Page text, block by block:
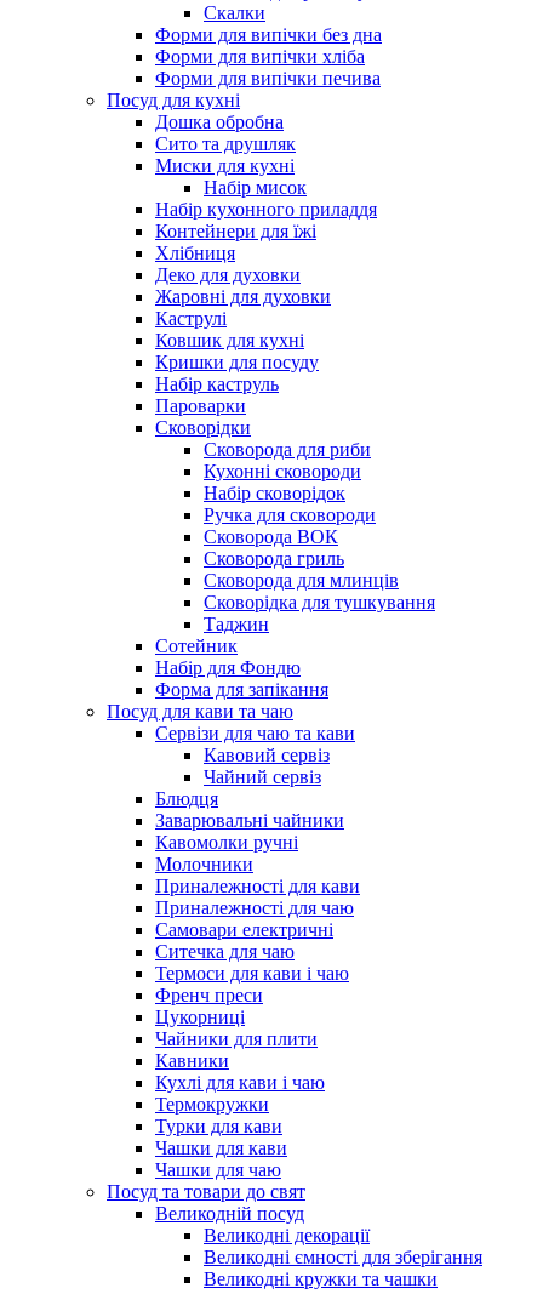
Скалки
Форми для випічки без дна
Форми для випічки хліба
Форми для випічки печива
Посуд для кухні
Дошка обробна
Сито та друшляк
Миски для кухні
Набір мисок
Набір кухонного приладдя
Контейнери для їжі
Хлібниця
Деко для духовки
Жаровні для духовки
Каструлі
Ковшик для кухні
Кришки для посуду
Набір каструль
Пароварки
Сковорідки
Сковорода для риби
Кухонні сковороди
Набір сковорідок
Ручка для сковороди
Сковорода ВОК
Сковорода гриль
Сковорода для млинців
Сковорідка для тушкування
Таджин
Сотейник
Набір для Фондю
Форма для запікання
Посуд для кави та чаю
Сервізи для чаю та кави
Кавовий сервіз
Чайний сервіз
Блюдця
Заварювальні чайники
Кавомолки ручні
Молочники
Приналежності для кави
Приналежності для чаю
Самовари електричні
Ситечка для чаю
Термоси для кави і чаю
Френч преси
Цукорниці
Чайники для плити
Кавники
Кухлі для кави і чаю
Термокружки
Турки для кави
Чашки для кави
Чашки для чаю
Посуд та товари до свят
Великодній посуд
Великодні декорації
Великодні ємності для зберігання
Великодні кружки та чашки